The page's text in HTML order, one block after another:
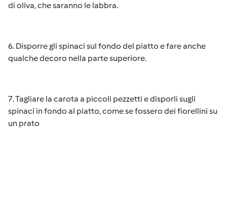
di oliva, che saranno le labbra.
6. Disporre gli spinaci sul fondo del piatto e fare anche
qualche decoro nella parte superiore.
7. Tagliare la carota a piccoli pezzetti e disporli sugli
spinaci in fondo al piatto, come se fossero dei fiorellini su
un prato